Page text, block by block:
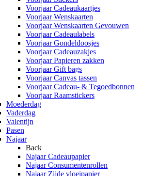
Voorjaar Cadeaukaartjes
Voorjaar Wenskaarten
Voorjaar Wenskaarten Gevouwen
Voorjaar Cadeaulabels
Voorjaar Gondeldoosjes
Voorjaar Cadeauzakjes
Voorjaar Papieren zakken
Voorjaar Gift bags
Voorjaar Canvas tassen
Voorjaar Cadeau- & Tegoedbonnen
Voorjaar Raamstickers
Moederdag
Vaderdag
Valentijn
Pasen
Najaar
Back
Najaar Cadeaupapier
Najaar Consumentenrollen
Najaar Zijde vloeipapier